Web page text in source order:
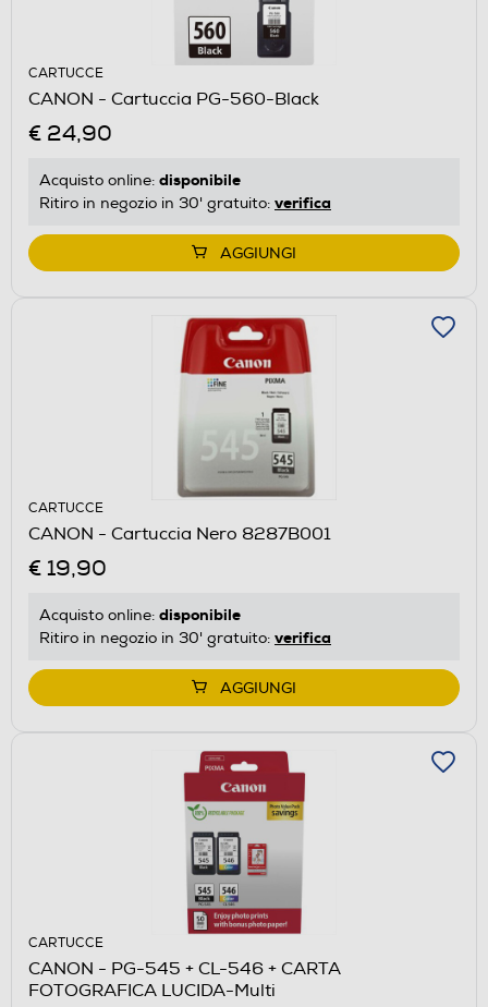
CARTUCCE
CANON - Cartuccia PG-560-Black
€ 24,90
Acquisto online: disponibile
Ritiro in negozio in 30' gratuito: verifica
AGGIUNGI
CARTUCCE
CANON - Cartuccia Nero 8287B001
€ 19,90
Acquisto online: disponibile
Ritiro in negozio in 30' gratuito: verifica
AGGIUNGI
CARTUCCE
CANON - PG-545 + CL-546 + CARTA
FOTOGRAFICA LUCIDA-Multi